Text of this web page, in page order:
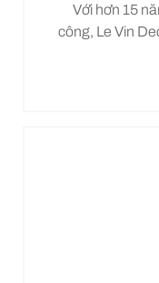
Với hơn 15
công, Le Vin